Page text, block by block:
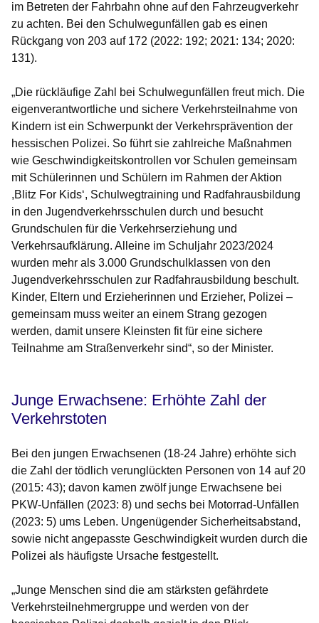
im Betreten der Fahrbahn ohne auf den Fahrzeugverkehr
zu achten. Bei den Schulwegunfällen gab es einen
Rückgang von 203 auf 172 (2022: 192; 2021: 134; 2020:
131).
„Die rückläufige Zahl bei Schulwegunfällen freut mich. Die
eigenverantwortliche und sichere Verkehrsteilnahme von
Kindern ist ein Schwerpunkt der Verkehrsprävention der
hessischen Polizei. So führt sie zahlreiche Maßnahmen
wie Geschwindigkeitskontrollen vor Schulen gemeinsam
mit Schülerinnen und Schülern im Rahmen der Aktion
,Blitz For Kids‘, Schulwegtraining und Radfahrausbildung
in den Jugendverkehrsschulen durch und besucht
Grundschulen für die Verkehrserziehung und
Verkehrsaufklärung. Alleine im Schuljahr 2023/2024
wurden mehr als 3.000 Grundschulklassen von den
Jugendverkehrsschulen zur Radfahrausbildung beschult.
Kinder, Eltern und Erzieherinnen und Erzieher, Polizei –
gemeinsam muss weiter an einem Strang gezogen
werden, damit unsere Kleinsten fit für eine sichere
Teilnahme am Straßenverkehr sind“, so der Minister.
Junge Erwachsene: Erhöhte Zahl der
Verkehrstoten
Bei den jungen Erwachsenen (18-24 Jahre) erhöhte sich
die Zahl der tödlich verunglückten Personen von 14 auf 20
(2015: 43); davon kamen zwölf junge Erwachsene bei
PKW-Unfällen (2023: 8) und sechs bei Motorrad-Unfällen
(2023: 5) ums Leben. Ungenügender Sicherheitsabstand,
sowie nicht angepasste Geschwindigkeit wurden durch die
Polizei als häufigste Ursache festgestellt.
„Junge Menschen sind die am stärksten gefährdete
Verkehrsteilnehmergruppe und werden von der